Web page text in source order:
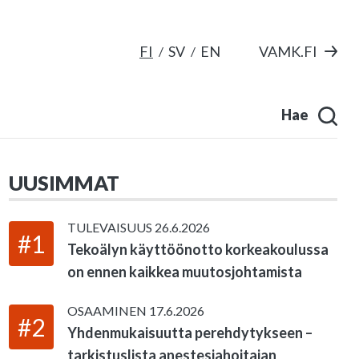
FI SV EN VAMK.FI
Hae
UUSIMMAT
#1
TULEVAISUUS 26.6.2026
Tekoälyn käyttöönotto korkeakoulussa
on ennen kaikkea muutosjohtamista
#2
OSAAMINEN 17.6.2026
Yhdenmukaisuutta perehdytykseen –
tarkistuslista anestesiahoitajan